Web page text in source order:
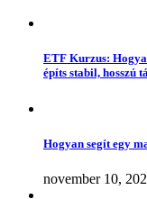
ETF Kurzus:
építs stabil, hosszú
Hogyan segít egy
november 10,